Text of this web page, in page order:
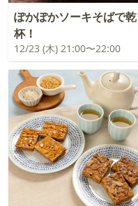
ぽかぽかソーキそばで乾
杯！
12/23 (木) 21:00〜22:00